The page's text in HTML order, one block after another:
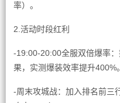
率）。
2.活动时段红利
-19:00-20:00全服双倍爆率
果，实测爆装效率提升400%。
-周末攻城战：加入排名前三